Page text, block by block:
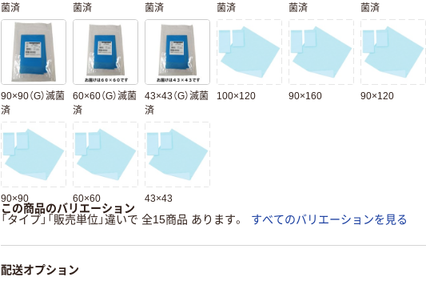
菌済
菌済
菌済
菌済
菌済
菌済
90×90（G）滅菌
済
60×60（G）滅菌
済
43×43（G）滅菌
済
100×120 90×160 90×120
90×90 60×60 43×43
この商品のバリエーション
「タイプ」「販売単位」違いで 全15商品 あります。
すべてのバリエーションを見る
配送オプション